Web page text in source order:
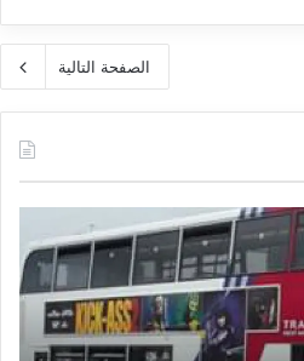
الصفحة التالية